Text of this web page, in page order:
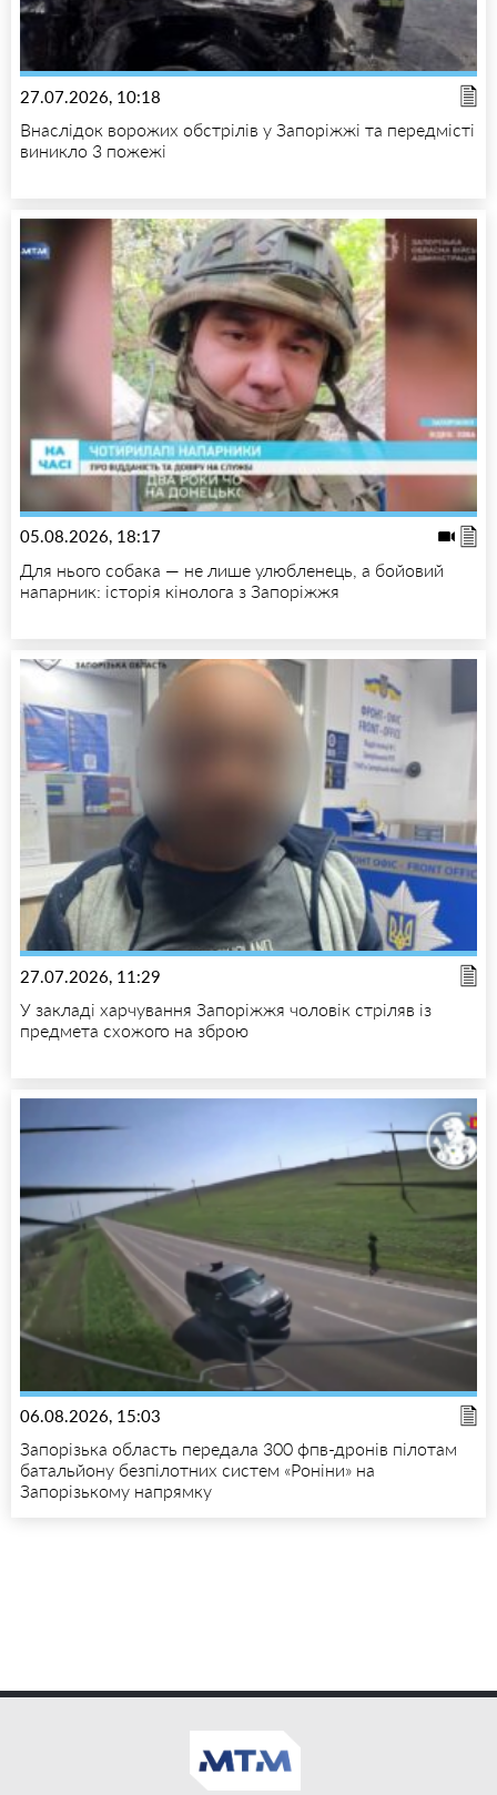
27.07.2026, 10:18
Внаслідок ворожих обстрілів у Запоріжжі та передмісті
виникло 3 пожежі
05.08.2026, 18:17
Для нього собака — не лише улюбленець, а бойовий
напарник: історія кінолога з Запоріжжя
27.07.2026, 11:29
У закладі харчування Запоріжжя чоловік стріляв із
предмета схожого на зброю
06.08.2026, 15:03
Запорізька область передала 300 фпв-дронів пілотам
батальйону безпілотних систем «Роніни» на
Запорізькому напрямку